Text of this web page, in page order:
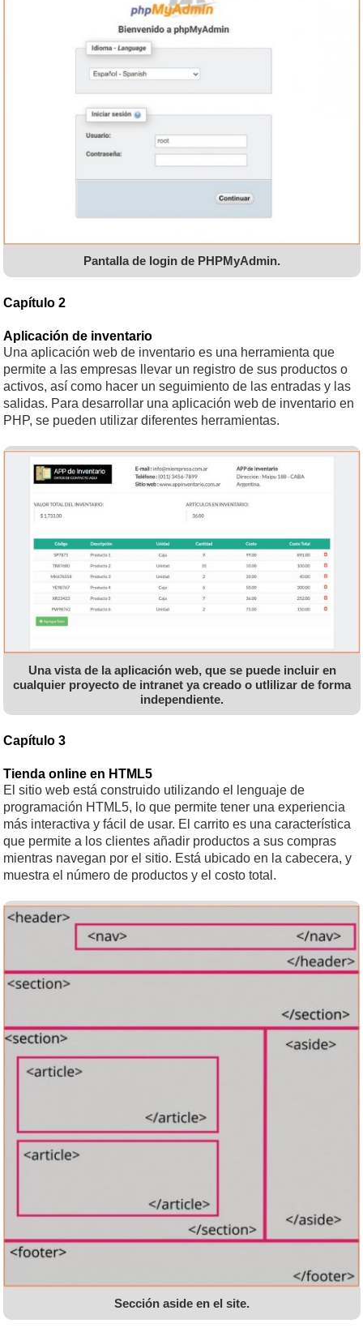
Pantalla de login de PHPMyAdmin.
Capítulo 2
Aplicación de inventario
Una aplicación web de inventario es una herramienta que
permite a las empresas llevar un registro de sus productos o
activos, así como hacer un seguimiento de las entradas y las
salidas. Para desarrollar una aplicación web de inventario en
PHP, se pueden utilizar diferentes herramientas.
Una vista de la aplicación web, que se puede incluir en
cualquier proyecto de intranet ya creado o utlilizar de forma
independiente.
Capítulo 3
Tienda online en HTML5
El sitio web está construido utilizando el lenguaje de
programación HTML5, lo que permite tener una experiencia
más interactiva y fácil de usar. El carrito es una característica
que permite a los clientes añadir productos a sus compras
mientras navegan por el sitio. Está ubicado en la cabecera, y
muestra el número de productos y el costo total.
Sección aside en el site.